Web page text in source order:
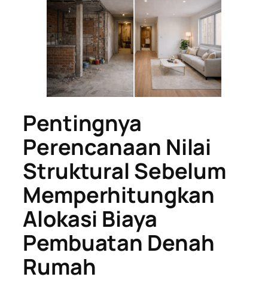
Pentingnya
Perencanaan Nilai
Struktural Sebelum
Memperhitungkan
Alokasi Biaya
Pembuatan Denah
Rumah